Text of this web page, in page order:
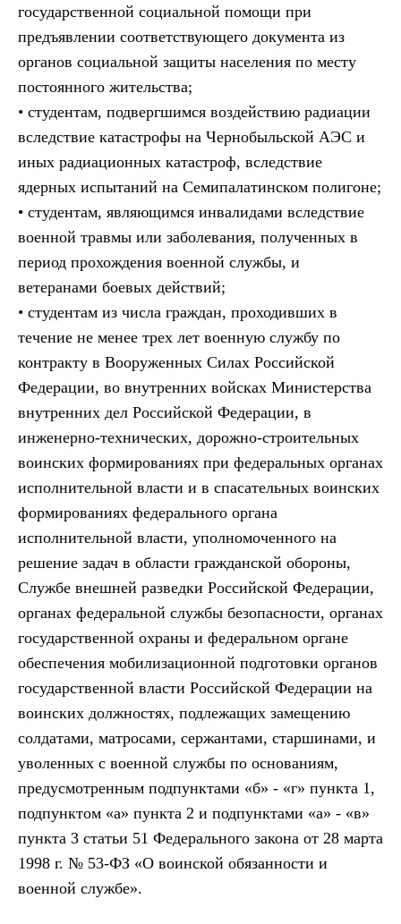
государственной социальной помощи при
предъявлении соответствующего документа из
органов социальной защиты населения по месту
постоянного жительства;
• студентам, подвергшимся воздействию радиации
вследствие катастрофы на Чернобыльской АЭС и
иных радиационных катастроф, вследствие
ядерных испытаний на Семипалатинском полигоне;
• студентам, являющимся инвалидами вследствие
военной травмы или заболевания, полученных в
период прохождения военной службы, и
ветеранами боевых действий;
• студентам из числа граждан, проходивших в
течение не менее трех лет военную службу по
контракту в Вооруженных Силах Российской
Федерации, во внутренних войсках Министерства
внутренних дел Российской Федерации, в
инженерно-технических, дорожно-строительных
воинских формированиях при федеральных органах
исполнительной власти и в спасательных воинских
формированиях федерального органа
исполнительной власти, уполномоченного на
решение задач в области гражданской обороны,
Службе внешней разведки Российской Федерации,
органах федеральной службы безопасности, органах
государственной охраны и федеральном органе
обеспечения мобилизационной подготовки органов
государственной власти Российской Федерации на
воинских должностях, подлежащих замещению
солдатами, матросами, сержантами, старшинами, и
уволенных с военной службы по основаниям,
предусмотренным подпунктами «б» - «г» пункта 1,
подпунктом «а» пункта 2 и подпунктами «а» - «в»
пункта 3 статьи 51 Федерального закона от 28 марта
1998 г. № 53-ФЗ «О воинской обязанности и
военной службе».